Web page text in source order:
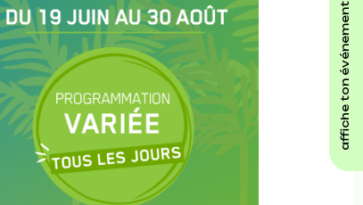
affiche ton événement